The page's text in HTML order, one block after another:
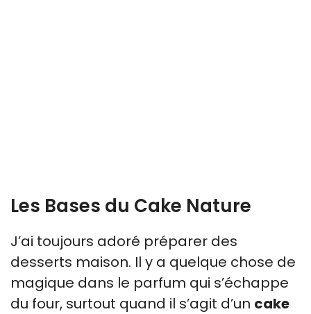
Les Bases du Cake Nature
J’ai toujours adoré préparer des
desserts maison. Il y a quelque chose de
magique dans le parfum qui s’échappe
du four, surtout quand il s’agit d’un cake